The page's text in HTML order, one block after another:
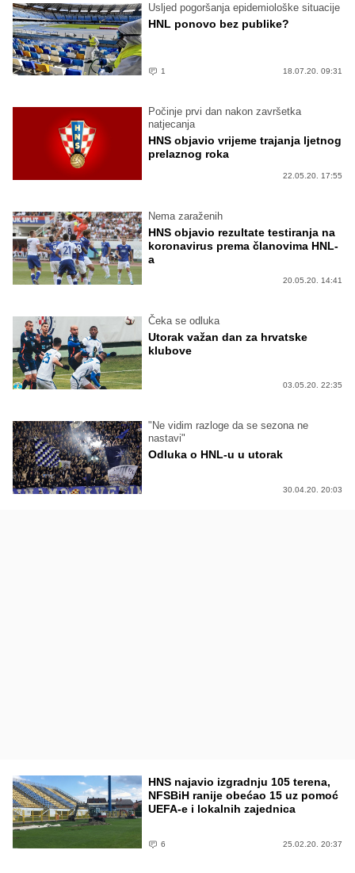
Usljed pogoršanja epidemiološke situacije
HNL ponovo bez publike?
1 18.07.20. 09:31
Počinje prvi dan nakon završetka
natjecanja
HNS objavio vrijeme trajanja ljetnog
prelaznog roka
22.05.20. 17:55
Nema zaraženih
HNS objavio rezultate testiranja na
koronavirus prema članovima HNL-
a
20.05.20. 14:41
Čeka se odluka
Utorak važan dan za hrvatske
klubove
03.05.20. 22:35
"Ne vidim razloge da se sezona ne
nastavi"
Odluka o HNL-u u utorak
30.04.20. 20:03
HNS najavio izgradnju 105 terena,
NFSBiH ranije obećao 15 uz pomoć
UEFA-e i lokalnih zajednica
6 25.02.20. 20:37